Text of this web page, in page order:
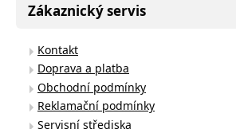
Zákaznický servis
Kontakt
Doprava a platba
Obchodní podmínky
Reklamační podmínky
Servisní střediska